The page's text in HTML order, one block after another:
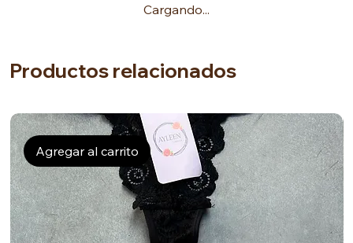
Cargando...
Productos relacionados
Agregar al carrito